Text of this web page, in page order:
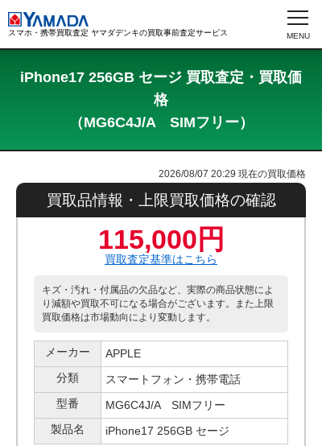
スマホ・携帯買取査定 ヤマダデンキの買取事前査定サービス
iPhone17 256GB セージ 買取査定・買取価
格
（MG6C4J/A SIMフリー）
2026/08/07 20:29 現在の買取価格
買取品情報・上限買取価格の確認
115,000円
買取査定基準はこちら
キズ・汚れ・付属品の欠品など、実際の商品状態によ
り減額や買取不可になる場合がございます。また上限
買取価格は市場動向により変動します。
メーカー
APPLE
分類
スマートフォン・携帯電話
型番
MG6C4J/A SIMフリー
製品名
iPhone17 256GB セージ